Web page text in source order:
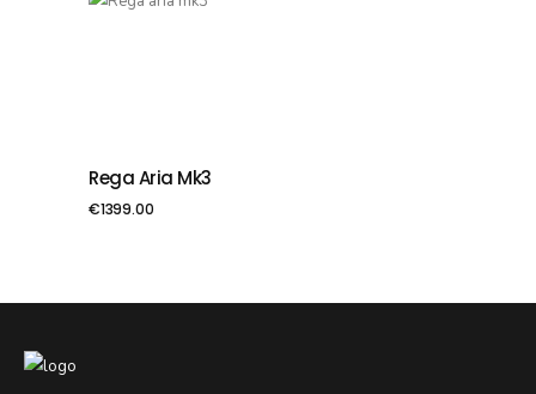
PIEVIENOT GROZAM
Rega Aria Mk3
€1399.00